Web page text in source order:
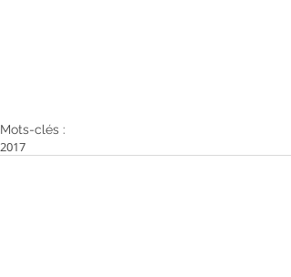
Mots-clés :
2017